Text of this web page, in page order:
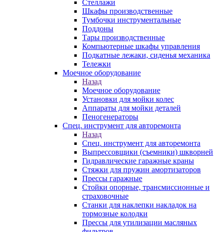
Стеллажи
Шкафы производственные
Тумбочки инструментальные
Поддоны
Тары производственные
Компьютерные шкафы управления
Подкатные лежаки, сиденья механика
Тележки
Моечное оборудование
Назад
Моечное оборудование
Установки для мойки колес
Аппараты для мойки деталей
Пеногенераторы
Спец. инструмент для авторемонта
Назад
Спец. инструмент для авторемонта
Выпрессовщики (съемники) шкворней
Гидравлические гаражные краны
Стяжки для пружин амортизаторов
Прессы гаражные
Стойки опорные, трансмиссионные и
страховочные
Станки для наклепки накладок на
тормозные колодки
Прессы для утилизации масляных